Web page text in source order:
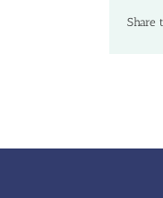
Share